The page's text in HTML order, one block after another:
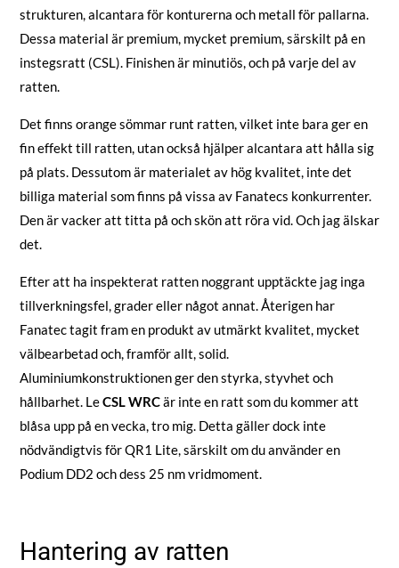
strukturen, alcantara för konturerna och metall för pallarna.
Dessa material är premium, mycket premium, särskilt på en
instegsratt (CSL). Finishen är minutiös, och på varje del av
ratten.
Det finns orange sömmar runt ratten, vilket inte bara ger en
fin effekt till ratten, utan också hjälper alcantara att hålla sig
på plats. Dessutom är materialet av hög kvalitet, inte det
billiga material som finns på vissa av Fanatecs konkurrenter.
Den är vacker att titta på och skön att röra vid. Och jag älskar
det.
Efter att ha inspekterat ratten noggrant upptäckte jag inga
tillverkningsfel, grader eller något annat. Återigen har
Fanatec tagit fram en produkt av utmärkt kvalitet, mycket
välbearbetad och, framför allt, solid.
Aluminiumkonstruktionen ger den styrka, styvhet och
hållbarhet. LeCSL WRCär inte en ratt som du kommer att
blåsa upp på en vecka, tro mig. Detta gäller dock inte
nödvändigtvis för QR1 Lite, särskilt om du använder en
Podium DD2 och dess 25 nm vridmoment.
Hantering av ratten